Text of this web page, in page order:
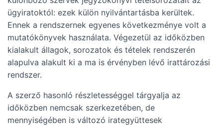
ügyiratoktól: ezek külön nyilvántartásba kerültek.
Ennek a rendszernek egyenes következménye volt a
mutatókönyvek használata. Végezetül az időközben
kialakult állagok, sorozatok és tételek rendszerén
alapulva alakult ki a ma is érvényben lévő irattározási
rendszer.
A szerző hasonló részletességgel tárgyalja az
időközben nemcsak szerkezetében, de
mennyiségében is változó irategyüttesek